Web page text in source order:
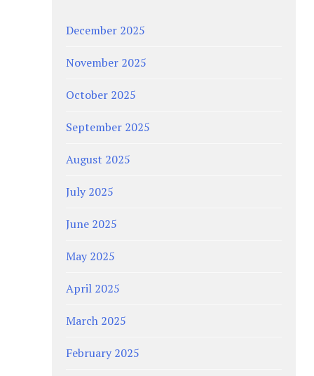
December 2025
November 2025
October 2025
September 2025
August 2025
July 2025
June 2025
May 2025
April 2025
March 2025
February 2025